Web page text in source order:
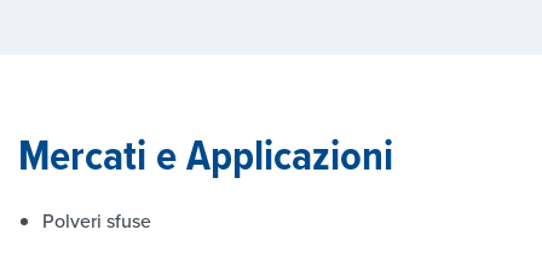
Mercati e Applicazioni
Polveri sfuse